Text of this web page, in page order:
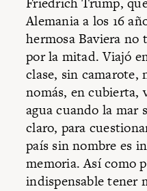
Alemania a los 16
hermosa Baviera no
por la mitad. Viajó
clase, sin camarote,
nomás, en cubierta,
agua cuando la mar
claro, para
país sin nombre es
memoria. Así como
indispensable tener